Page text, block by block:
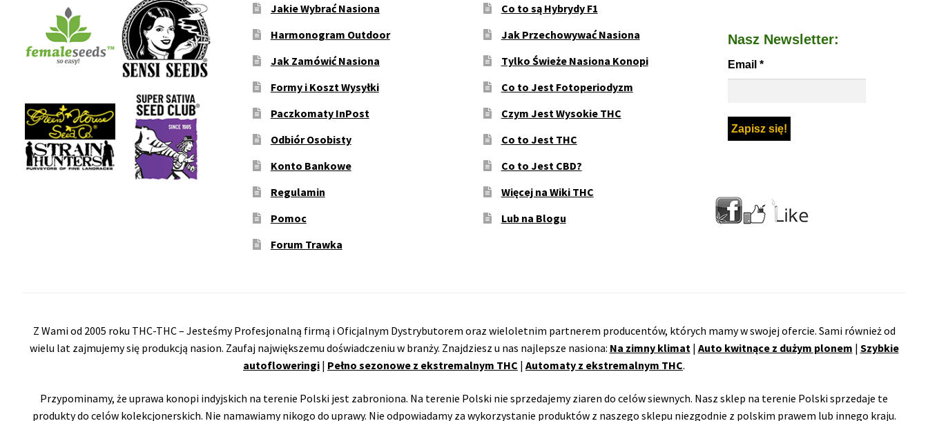
Jakie Wybrać Nasiona
Harmonogram Outdoor
Jak Zamówić Nasiona
Formy i Koszt Wysyłki
Paczkomaty InPost
Odbiór Osobisty
Konto Bankowe
Regulamin
Pomoc
Forum Trawka
Co to są Hybrydy F1
Jak Przechowywać Nasiona
Tylko Świeże Nasiona Konopi
Co to Jest Fotoperiodyzm
Czym Jest Wysokie THC
Co to Jest THC
Co to Jest CBD?
Więcej na Wiki THC
Lub na Blogu
Nasz Newsletter:
Email *
Z Wami od 2005 roku THC-THC – Jesteśmy Profesjonalną firmą i Oficjalnym Dystrybutorem oraz wieloletnim partnerem producentów, których mamy w swojej ofercie. Sami również od
wielu lat zajmujemy się produkcją nasion. Zaufaj największemu doświadczeniu w branży. Znajdziesz u nas najlepsze nasiona: Na zimny klimat| Auto kwitnące z dużym plonem | Szybkie
autofloweringi | Pełno sezonowe z ekstremalnym THC | Automaty z ekstremalnym THC.
Przypominamy, że uprawa konopi indyjskich na terenie Polski jest zabroniona. Na terenie Polski nie sprzedajemy ziaren do celów siewnych. Nasz sklep na terenie Polski sprzedaje te
produkty do celów kolekcjonerskich. Nie namawiamy nikogo do uprawy. Nie odpowiadamy za wykorzystanie produktów z naszego sklepu niezgodnie z polskim prawem lub innego kraju.